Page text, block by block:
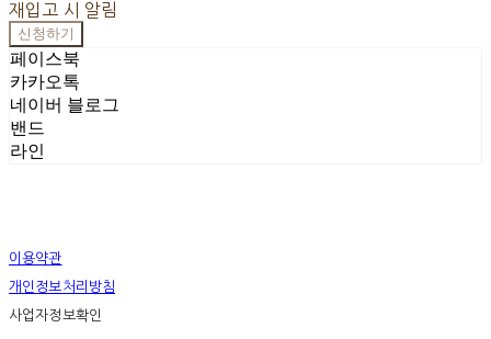
재입고 시 알림
신청하기
페이스북
카카오톡
네이버 블로그
밴드
라인
이용약관
개인정보처리방침
사업자정보확인